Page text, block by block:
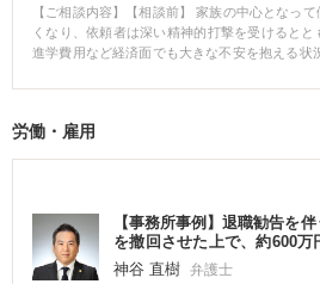
意することができました。 また、弁護士に交
んは、自身で交渉を行うストレスを感じるこ
できました。
法律事務所では、示談金額を上げるためには
定に対して異議申立をするしかないと判断し
した。その際、医師に対しては、診断書に通
め、賠償額は大幅に上昇し、約365万円で示談が
【ご相談内容】【相談前】 家族の中心となっ
くなり、依頼者は深い精神的打撃を受けると
進学費用など経済面でも大きな不安を抱える状
活基盤の大きさに比べて十分とは思えず、提
家族構成、扶養関係を整理し、死亡逸失利益や
益の計算方法、近親者慰謝料の評価などが争
情を踏まえながら、事故によって失われた生
し、保険会社との協議を重ねました。 その結
００万円増額し、最終的に約９１００万円で解
精神的負担が大きい一方で、賠償額の算定要素
労働・雇用
【事務所事例】退職勧告を
を撤回させた上で、約600
て退職
神谷 直樹 弁護士